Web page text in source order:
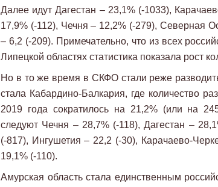
Далее идут Дагестан – 23,1% (-1033),
17,9% (-112), Чечня – 12,2% (-279), Северная
– 6,2 (-209). Примечательно, что из всех
Липецкой областях статистика показала рост
Но в то же время в СКФО стали реже
стала Кабардино-Балкария, где количество
2019 года сократилось на 21,2% (или на
следуют Чечня – 28,7% (-118), Дагестан –
(-817), Ингушетия – 22,2 (-30), Карачаево-
19,1% (-110).
Амурская область стала единственным